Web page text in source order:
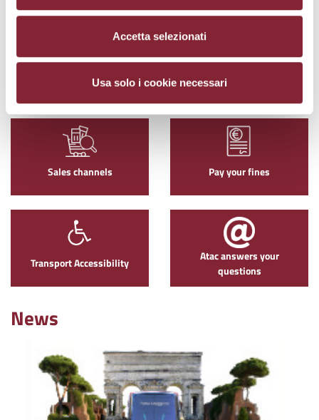
Accetta selezionati
Usa solo i cookie necessari
Atac parking
Sales channels Pay your fines
Transport Accessibility
Atac answers your
questions
News